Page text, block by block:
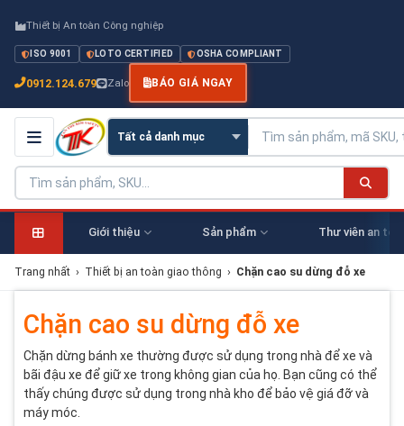
Thiết bị An toàn Công nghiệp
ISO 9001 LOTO CERTIFIED OSHA COMPLIANT
0912.124.679 Zalo BÁO GIÁ NGAY
Giới thiệu Sản phẩm Thư viên an
Trang nhất › Thiết bị an toàn giao thông › Chặn cao su dừng đỗ xe
Chặn cao su dừng đỗ xe
Chặn dừng bánh xe thường được sử dụng trong nhà để xe và
bãi đậu xe để giữ xe trong không gian của họ. Bạn cũng có thể
thấy chúng được sử dụng trong nhà kho để bảo vệ giá đỡ và
máy móc.